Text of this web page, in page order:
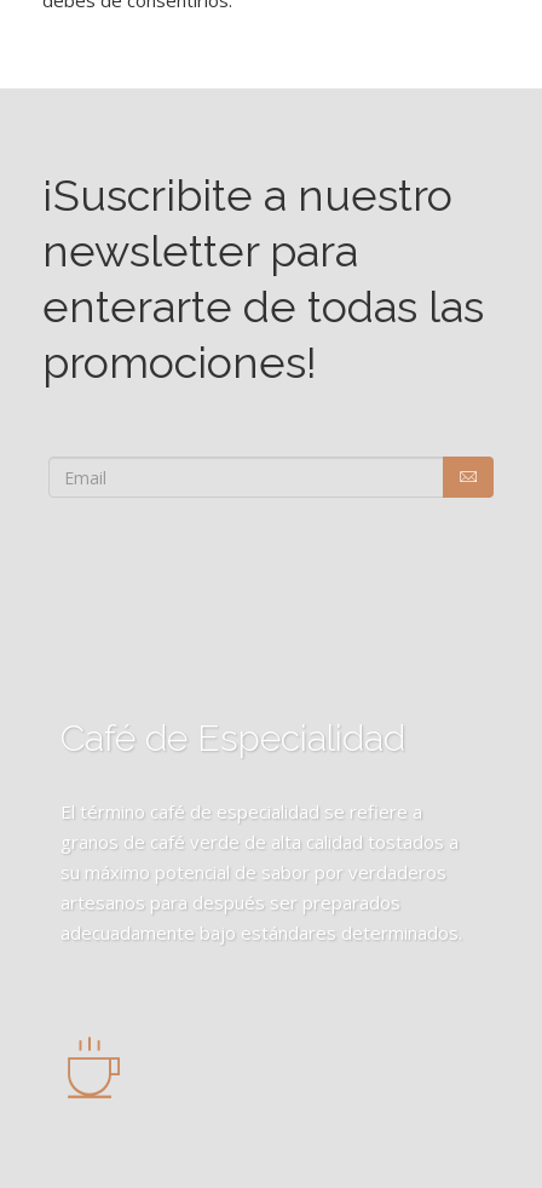
¡Suscribite a nuestro
newsletter para
enterarte de todas las
promociones!
Café de Especialidad
El término café de especialidad se refiere a
granos de café verde de alta calidad tostados a
su máximo potencial de sabor por verdaderos
artesanos para después ser preparados
adecuadamente bajo estándares determinados.